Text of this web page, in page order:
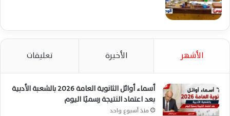
الأشهر الأخيرة تعليقات
أسماء أوائل الثانوية العامة 2026 بالشعبة الأدبية
بعد اعتماد النتيجة رسميًا اليوم
منذ أسبوع واحد